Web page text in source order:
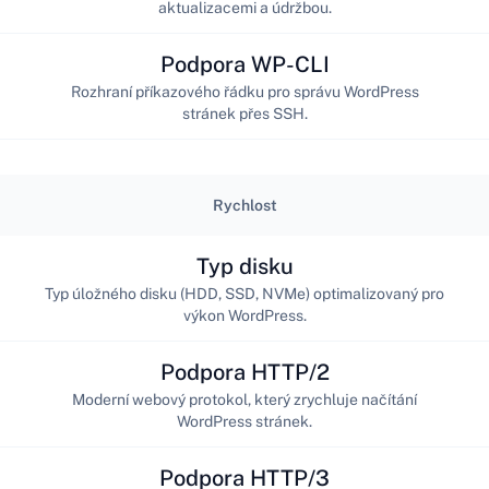
aktualizacemi a údržbou.
Podpora WP-CLI
Rozhraní příkazového řádku pro správu WordPress
stránek přes SSH.
Rychlost
Typ disku
Typ úložného disku (HDD, SSD, NVMe) optimalizovaný pro
výkon WordPress.
Podpora HTTP/2
Moderní webový protokol, který zrychluje načítání
WordPress stránek.
Podpora HTTP/3